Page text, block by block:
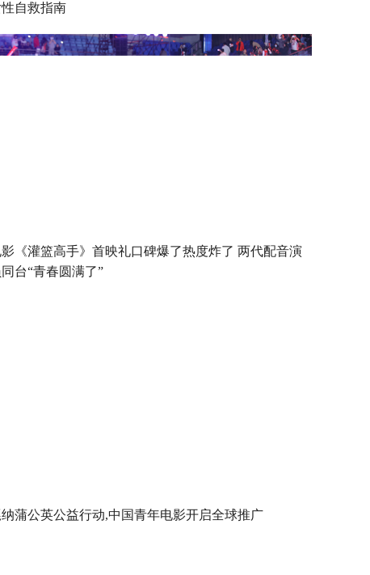
自救指南
影《灌篮高手》首映礼口碑爆了热度炸了 两代配音演
同台“青春圆满了”
蒲公英公益行动,中国青年电影开启全球推广